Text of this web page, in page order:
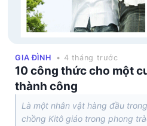
GIA ĐÌNH • 4 tháng trước
10 công thức cho một
thành công
Là một nhân vật hàng đầu
chồng Kitô giáo trong phong